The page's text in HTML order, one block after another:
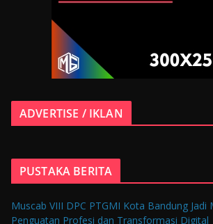
ADVERTISE / IKLAN
PUSTAKA BERITA
Muscab VIII DPC PTGMI Kota Bandung
Penguatan Profesi dan Transformasi Digital